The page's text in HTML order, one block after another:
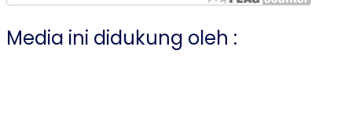
Media ini didukung oleh :